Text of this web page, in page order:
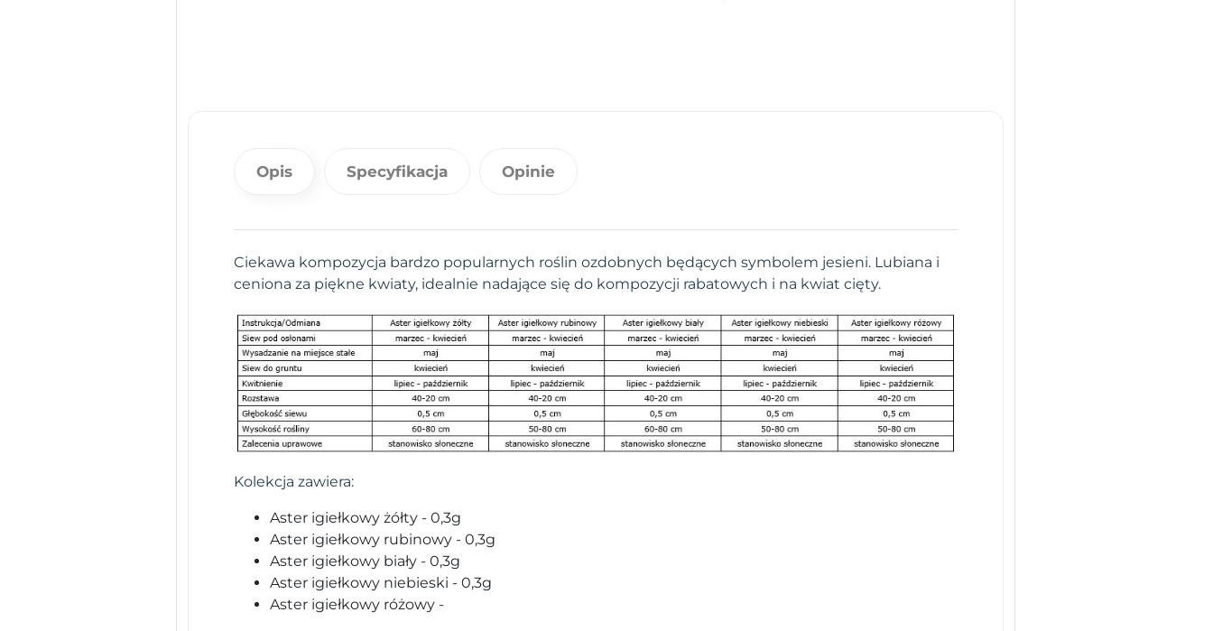
Opis Specyfikacja Opinie
Ciekawa kompozycja bardzo popularnych roślin ozdobnych będących symbolem jesieni. Lubiana i
ceniona za piękne kwiaty, idealnie nadające się do kompozycji rabatowych i na kwiat cięty.
Kolekcja zawiera:
Aster igiełkowy żółty - 0,3g
Aster igiełkowy rubinowy - 0,3g
Aster igiełkowy biały - 0,3g
Aster igiełkowy niebieski - 0,3g
Aster igiełkowy różowy -